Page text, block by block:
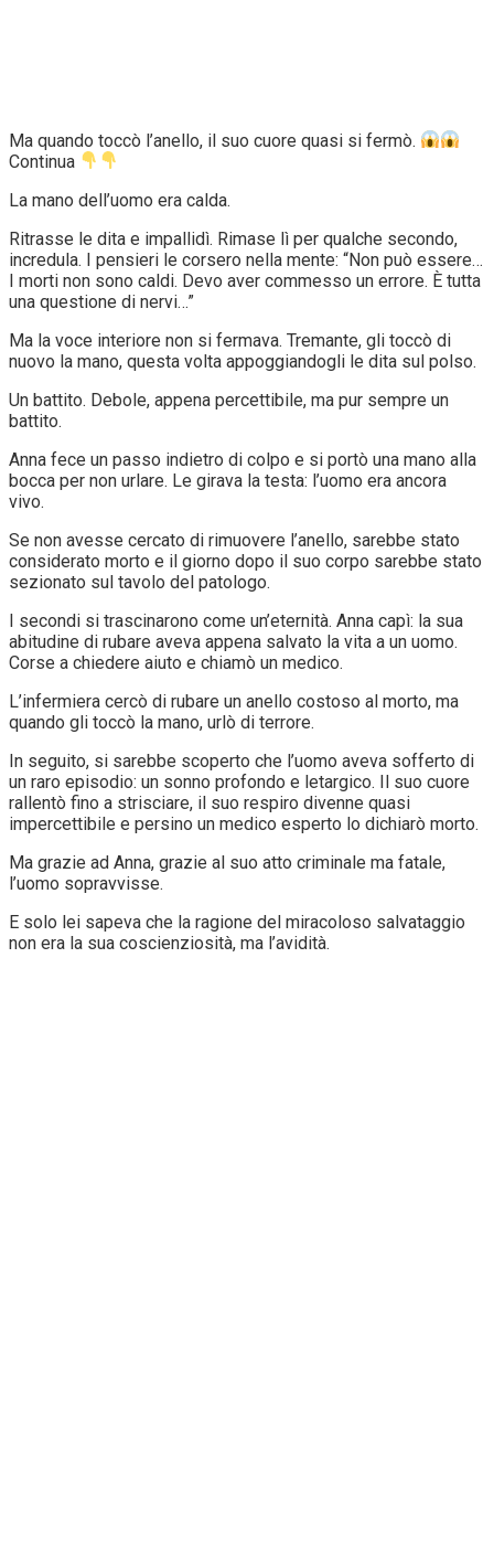
Ma quando toccò l’anello, il suo cuore quasi si fermò.
Continua
La mano dell’uomo era calda.
Ritrasse le dita e impallidì. Rimase lì per qualche secondo,
incredula. I pensieri le corsero nella mente: “Non può essere…
I morti non sono caldi. Devo aver commesso un errore. È tutta
una questione di nervi…”
Ma la voce interiore non si fermava. Tremante, gli toccò di
nuovo la mano, questa volta appoggiandogli le dita sul polso.
Un battito. Debole, appena percettibile, ma pur sempre un
battito.
Anna fece un passo indietro di colpo e si portò una mano alla
bocca per non urlare. Le girava la testa: l’uomo era ancora
vivo.
Se non avesse cercato di rimuovere l’anello, sarebbe stato
considerato morto e il giorno dopo il suo corpo sarebbe stato
sezionato sul tavolo del patologo.
I secondi si trascinarono come un’eternità. Anna capì: la sua
abitudine di rubare aveva appena salvato la vita a un uomo.
Corse a chiedere aiuto e chiamò un medico.
L’infermiera cercò di rubare un anello costoso al morto, ma
quando gli toccò la mano, urlò di terrore.
In seguito, si sarebbe scoperto che l’uomo aveva sofferto di
un raro episodio: un sonno profondo e letargico. Il suo cuore
rallentò fino a strisciare, il suo respiro divenne quasi
impercettibile e persino un medico esperto lo dichiarò morto.
Ma grazie ad Anna, grazie al suo atto criminale ma fatale,
l’uomo sopravvisse.
E solo lei sapeva che la ragione del miracoloso salvataggio
non era la sua coscienziosità, ma l’avidità.